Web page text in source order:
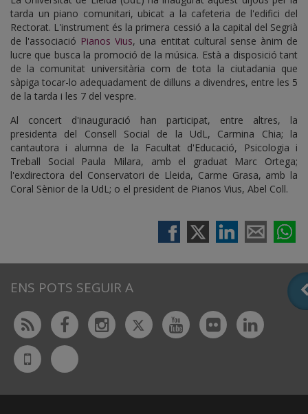
tarda un piano comunitari, ubicat a la cafeteria de l'edifici del
Rectorat. L'instrument és la primera cessió a la capital del Segrià
de l'associació Pianos Vius, una entitat cultural sense ànim de
lucre que busca la promoció de la música. Està a disposició tant
de la comunitat universitària com de tota la ciutadania que
sàpiga tocar-lo adequadament de dilluns a divendres, entre les 5
de la tarda i les 7 del vespre.
Al concert d'inauguració han participat, entre altres, la
presidenta del Consell Social de la UdL, Carmina Chia; la
cantautora i alumna de la Facultat d'Educació, Psicologia i
Treball Social Paula Milara, amb el graduat Marc Ortega;
l'exdirectora del Conservatori de Lleida, Carme Grasa, amb la
Coral Sènior de la UdL; o el president de Pianos Vius, Abel Coll.
ENS POTS SEGUIR A
Rss FacebookInstagram
TwitterYoutubeFlickr
UdL
App
Bluesky